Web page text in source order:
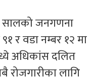
सालको जनगणना
र वडा नम्बर १२ मा
अधिकांस दलित
रोजगारीका लागि